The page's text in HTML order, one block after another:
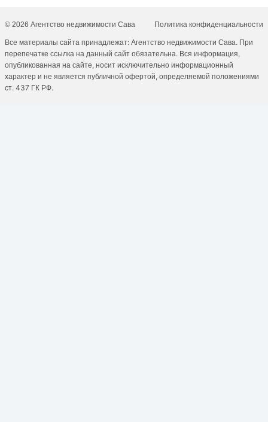
© 2026 Агентство недвижимости Сава Политика конфиденциальности
Все материалы сайта принадлежат: Агентство недвижимости Сава. При
перепечатке ссылка на данный сайт обязательна. Вся информация,
опубликованная на сайте, носит исключительно информационный
характер и не является публичной офертой, определяемой положениями
ст. 437 ГК РФ.